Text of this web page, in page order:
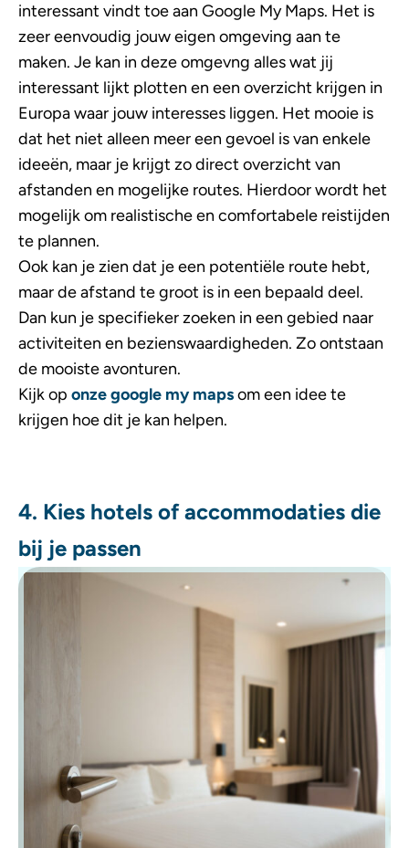
interessant vindt toe aan Google My Maps. Het is
zeer eenvoudig jouw eigen omgeving aan te
maken. Je kan in deze omgevng alles wat jij
interessant lijkt plotten en een overzicht krijgen in
Europa waar jouw interesses liggen. Het mooie is
dat het niet alleen meer een gevoel is van enkele
ideeën, maar je krijgt zo direct overzicht van
afstanden en mogelijke routes. Hierdoor wordt het
mogelijk om realistische en comfortabele reistijden
te plannen.
Ook kan je zien dat je een potentiële route hebt,
maar de afstand te groot is in een bepaald deel.
Dan kun je specifieker zoeken in een gebied naar
activiteiten en bezienswaardigheden. Zo ontstaan
de mooiste avonturen.
Kijk op onze google my mapsom een idee te
krijgen hoe dit je kan helpen.
4. Kies hotels of accommodaties die
bij je passen